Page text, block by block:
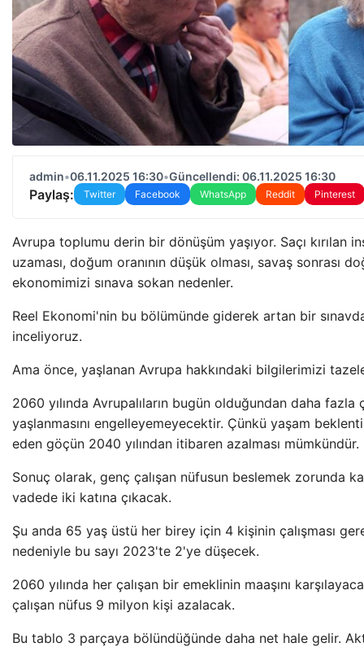
admin•06.11.2025 16:30•Güncellendi: 06.11.2025 16:30
Paylaş: Twitter Facebook WhatsApp Reddit Pinterest
Avrupa toplumu derin bir dönüşüm yaşıyor. Saçı kırılan
uzaması, doğum oranının düşük olması, savaş sonrası
ekonomimizi sınava sokan nedenler.
Reel Ekonomi'nin bu bölümünde giderek artan bir
inceliyoruz.
Ama önce, yaşlanan Avrupa hakkındaki bilgilerimizi
2060 yılında Avrupalıların bugün olduğundan daha
yaşlanmasını engelleyemeyecektir. Çünkü yaşam
eden göçün 2040 yılından itibaren azalması mümkündür.
Sonuç olarak, genç çalışan nüfusun beslemek zorunda
vadede iki katına çıkacak.
Şu anda 65 yaş üstü her birey için 4 kişinin çalışması
nedeniyle bu sayı 2023'te 2'ye düşecek.
2060 yılında her çalışan bir emeklinin maaşını
çalışan nüfus 9 milyon kişi azalacak.
Bu tablo 3 parçaya bölündüğünde daha net hale gelir.